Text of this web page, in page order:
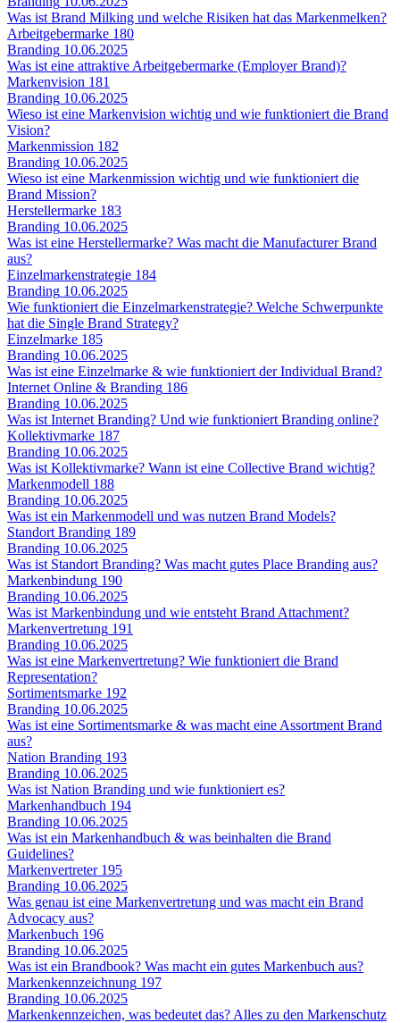
Was ist Brand Milking und welche Risiken hat das Markenmelken?
Arbeitgebermarke 180
Branding 10.06.2025
Was ist eine attraktive Arbeitgebermarke (Employer Brand)?
Markenvision 181
Branding 10.06.2025
Wieso ist eine Markenvision wichtig und wie funktioniert die Brand
Vision?
Markenmission 182
Branding 10.06.2025
Wieso ist eine Markenmission wichtig und wie funktioniert die
Brand Mission?
Herstellermarke 183
Branding 10.06.2025
Was ist eine Herstellermarke? Was macht die Manufacturer Brand
aus?
Einzelmarkenstrategie 184
Branding 10.06.2025
Wie funktioniert die Einzelmarkenstrategie? Welche Schwerpunkte
hat die Single Brand Strategy?
Einzelmarke 185
Branding 10.06.2025
Was ist eine Einzelmarke & wie funktioniert der Individual Brand?
Internet Online & Branding 186
Branding 10.06.2025
Was ist Internet Branding? Und wie funktioniert Branding online?
Kollektivmarke 187
Branding 10.06.2025
Was ist Kollektivmarke? Wann ist eine Collective Brand wichtig?
Markenmodell 188
Branding 10.06.2025
Was ist ein Markenmodell und was nutzen Brand Models?
Standort Branding 189
Branding 10.06.2025
Was ist Standort Branding? Was macht gutes Place Branding aus?
Markenbindung 190
Branding 10.06.2025
Was ist Markenbindung und wie entsteht Brand Attachment?
Markenvertretung 191
Branding 10.06.2025
Was ist eine Markenvertretung? Wie funktioniert die Brand
Representation?
Sortimentsmarke 192
Branding 10.06.2025
Was ist eine Sortimentsmarke & was macht eine Assortment Brand
aus?
Nation Branding 193
Branding 10.06.2025
Was ist Nation Branding und wie funktioniert es?
Markenhandbuch 194
Branding 10.06.2025
Was ist ein Markenhandbuch & was beinhalten die Brand
Guidelines?
Markenvertreter 195
Branding 10.06.2025
Was genau ist eine Markenvertretung und was macht ein Brand
Advocacy aus?
Markenbuch 196
Branding 10.06.2025
Was ist ein Brandbook? Was macht ein gutes Markenbuch aus?
Markenkennzeichnung 197
Branding 10.06.2025
Markenkennzeichen, was bedeutet das? Alles zu den Markenschutz